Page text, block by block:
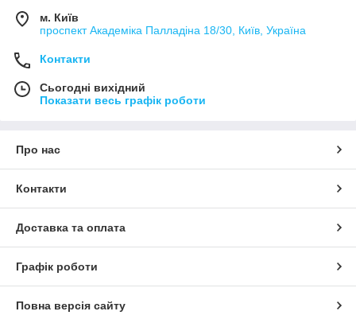
м. Київ
проспект Академіка Палладіна 18/30, Київ, Україна
Контакти
Сьогодні вихідний
Показати весь графік роботи
Про нас
Контакти
Доставка та оплата
Графік роботи
Повна версія сайту